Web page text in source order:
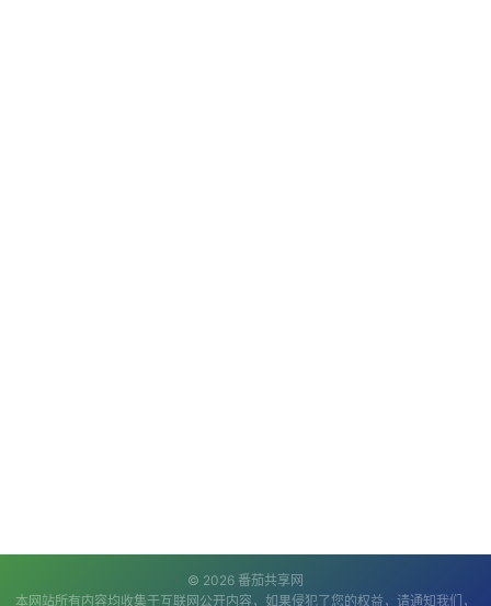
© 2026 番茄共享网
本网站所有内容均收集于互联网公开内容，如果侵犯了您的权益，请通知我们，